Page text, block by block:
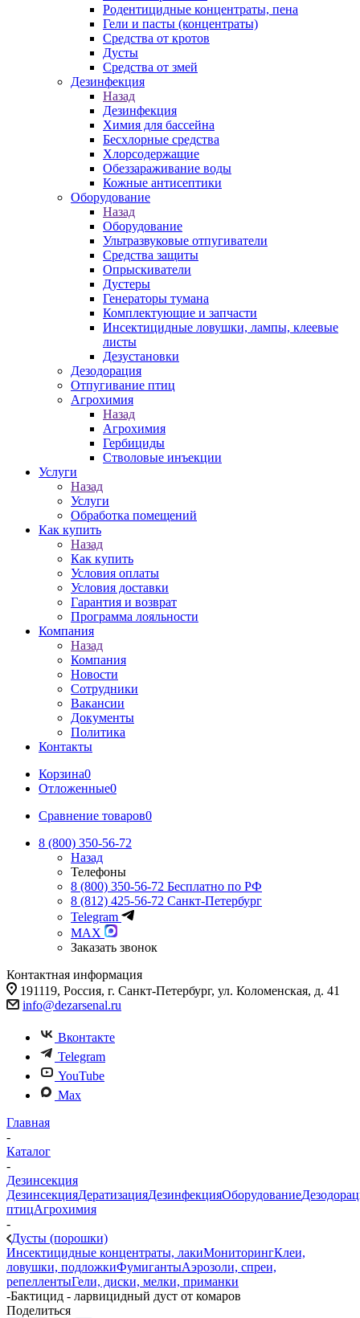
Родентицидные концентраты, пена
Гели и пасты (концентраты)
Средства от кротов
Дусты
Средства от змей
Дезинфекция
Назад
Дезинфекция
Химия для бассейна
Бесхлорные средства
Хлорсодержащие
Обеззараживание воды
Кожные антисептики
Оборудование
Назад
Оборудование
Ультразвуковые отпугиватели
Средства защиты
Опрыскиватели
Дустеры
Генераторы тумана
Комплектующие и запчасти
Инсектицидные ловушки, лампы, клеевые
листы
Дезустановки
Дезодорация
Отпугивание птиц
Агрохимия
Назад
Агрохимия
Гербициды
Стволовые инъекции
Услуги
Назад
Услуги
Обработка помещений
Как купить
Назад
Как купить
Условия оплаты
Условия доставки
Гарантия и возврат
Программа лояльности
Компания
Назад
Компания
Новости
Сотрудники
Вакансии
Документы
Политика
Контакты
Корзина0
Отложенные0
Сравнение товаров0
8 (800) 350-56-72
Назад
Телефоны
8 (800) 350-56-72 Бесплатно по РФ
8 (812) 425-56-72 Санкт-Петербург
Telegram
MAX
Заказать звонок
Контактная информация
191119, Россия, г. Санкт-Петербург, ул. Коломенская, д. 41
info@dezarsenal.ru
Вконтакте
Telegram
YouTube
Max
Главная
-
Каталог
-
Дезинсекция
ДезинсекцияДератизацияДезинфекцияОборудование
птицАгрохимия
-
Дусты (порошки)
Инсектицидные концентраты, лакиМониторингКлеи,
ловушки, подложкиФумигантыАэрозоли, спреи,
репеллентыГели, диски, мелки, приманки
-Бактицид - ларвицидный дуст от комаров
Поделиться